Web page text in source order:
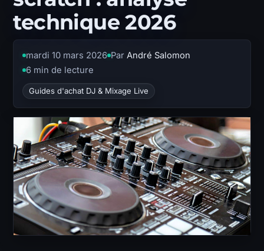
technique 2026
mardi 10 mars 2026 Par André Salomon
6 min de lecture
Guides d'achat DJ & Mixage Live